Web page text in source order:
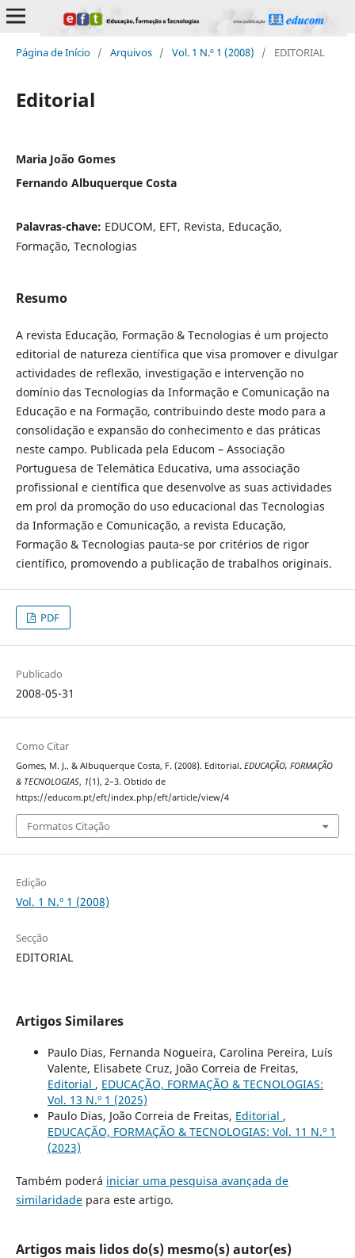
Página de Início / Arquivos / Vol. 1 N.º 1 (2008) / EDITORIAL
Editorial
Maria João Gomes
Fernando Albuquerque Costa
Palavras-chave: EDUCOM, EFT, Revista, Educação,
Formação, Tecnologias
Resumo
A revista Educação, Formação & Tecnologias é um projecto
editorial de natureza científica que visa promover e divulgar
actividades de reflexão, investigação e intervenção no
domínio das Tecnologias da Informação e Comunicação na
Educação e na Formação, contribuindo deste modo para a
consolidação e expansão do conhecimento e das práticas
neste campo. Publicada pela Educom – Associação
Portuguesa de Telemática Educativa, uma associação
profissional e científica que desenvolve as suas actividades
em prol da promoção do uso educacional das Tecnologias
da Informação e Comunicação, a revista Educação,
Formação & Tecnologias pauta‐se por critérios de rigor
científico, promovendo a publicação de trabalhos originais.
PDF
Publicado
2008-05-31
Como Citar
Gomes, M. J., & Albuquerque Costa, F. (2008). Editorial. EDUCAÇÃO, FORMAÇÃO
& TECNOLOGIAS, 1(1), 2–3. Obtido de
https://educom.pt/eft/index.php/eft/article/view/4
Formatos Citação
Edição
Vol. 1 N.º 1 (2008)
Secção
EDITORIAL
Artigos Similares
Paulo Dias, Fernanda Nogueira, Carolina Pereira, Luís
Valente, Elisabete Cruz, João Correia de Freitas,
Editorial , EDUCAÇÃO, FORMAÇÃO & TECNOLOGIAS:
Vol. 13 N.º 1 (2025)
Paulo Dias, João Correia de Freitas, Editorial ,
EDUCAÇÃO, FORMAÇÃO & TECNOLOGIAS: Vol. 11 N.º 1
(2023)
Também poderá iniciar uma pesquisa avançada de
similaridadepara este artigo.
Artigos mais lidos do(s) mesmo(s) autor(es)